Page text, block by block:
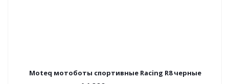
Moteq мотоботы спортивные Racing R8 черные